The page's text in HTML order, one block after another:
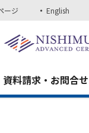
ージ English
資料請求・お問合せ